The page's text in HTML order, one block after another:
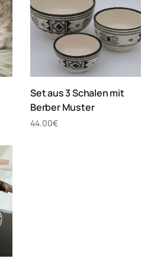
Set aus 3 Schalen mit
Berber Muster
44.00€